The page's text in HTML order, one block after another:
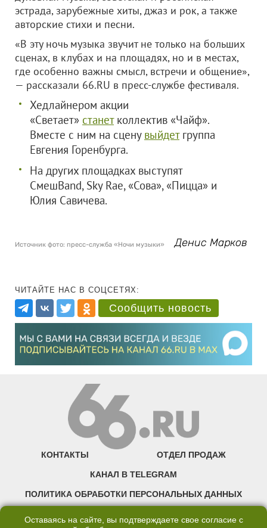
эстрада, зарубежные хиты, джаз и рок, а также
авторские стихи и песни.
«В эту ночь музыка звучит не только на больших
сценах, в клубах и на площадях, но и в местах,
где особенно важны смысл, встречи и общение»,
— рассказали 66.RU в пресс-службе фестиваля.
Хедлайнером акции
«Светает» станетколлектив «Чайф».
Вместе с ним на сцену выйдетгруппа
Евгения Горенбурга.
На других площадках выступят
СмешBand, Sky Rae, «Сова», «Пицца» и
Юлия Савичева.
Источник фото: пресс-служба «Ночи музыки» Денис Марков
ЧИТАЙТЕ НАС В СОЦСЕТЯХ:
Сообщить новость
КОНТАКТЫ ОТДЕЛ ПРОДАЖ
КАНАЛ В TELEGRAM
ПОЛИТИКА ОБРАБОТКИ ПЕРСОНАЛЬНЫХ ДАННЫХ
Оставаясь на сайте, вы подтверждаете свое согласие с